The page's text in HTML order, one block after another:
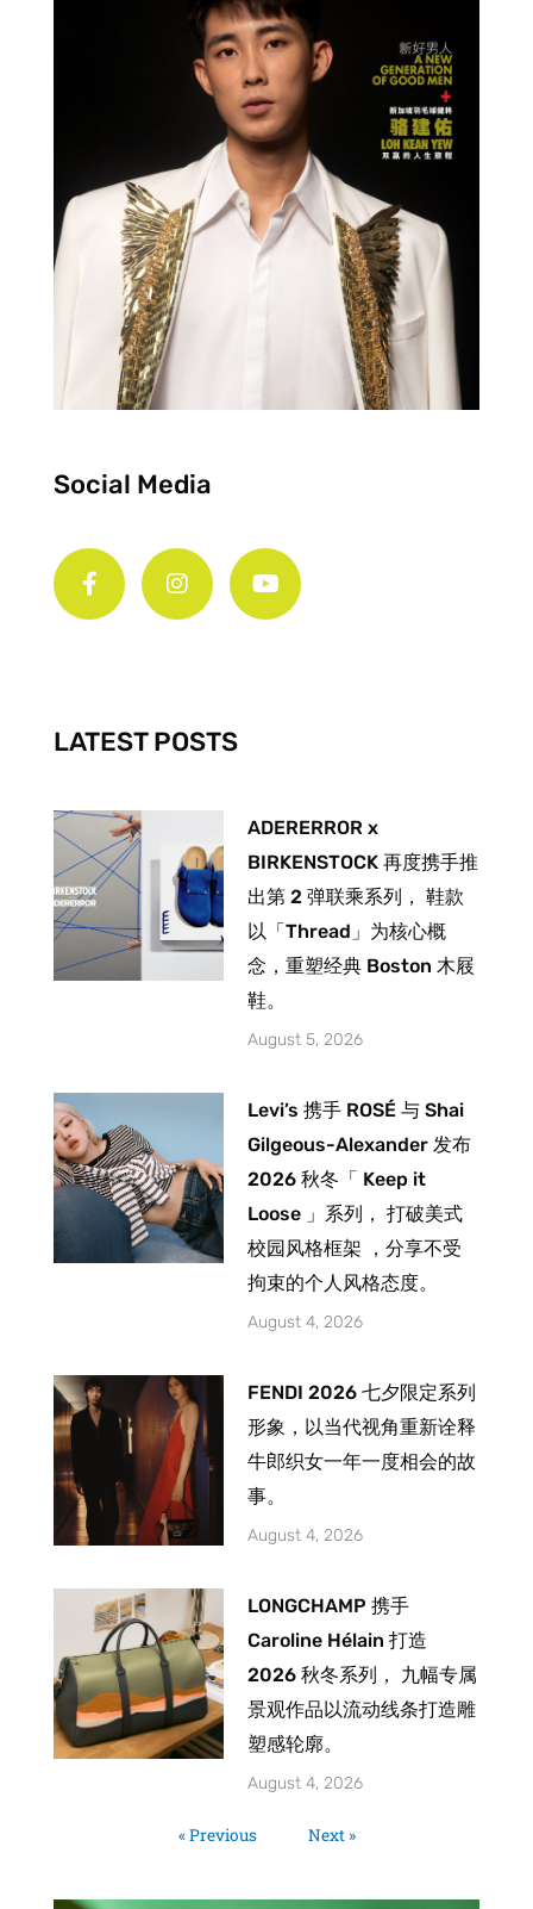
Social Media
a
c
-
f
n
s
m
o
u
LATEST POSTS
ADERERROR x
BIRKENSTOCK 再度携手推
出第 2 弹联乘系列， 鞋款
以「Thread」为核心概
念，重塑经典 Boston 木屐
鞋。
August 5, 2026
Levi’s 携手 ROSÉ 与 Shai
Gilgeous-Alexander 发布
2026 秋冬「 Keep it
Loose 」系列， 打破美式
校园风格框架 ，分享不受
拘束的个人风格态度。
August 4, 2026
FENDI 2026 七夕限定系列
形象，以当代视角重新诠释
牛郎织女一年一度相会的故
事。
August 4, 2026
LONGCHAMP 携手
Caroline Hélain 打造
2026 秋冬系列， 九幅专属
景观作品以流动线条打造雕
塑感轮廓。
August 4, 2026
« Previous Next »